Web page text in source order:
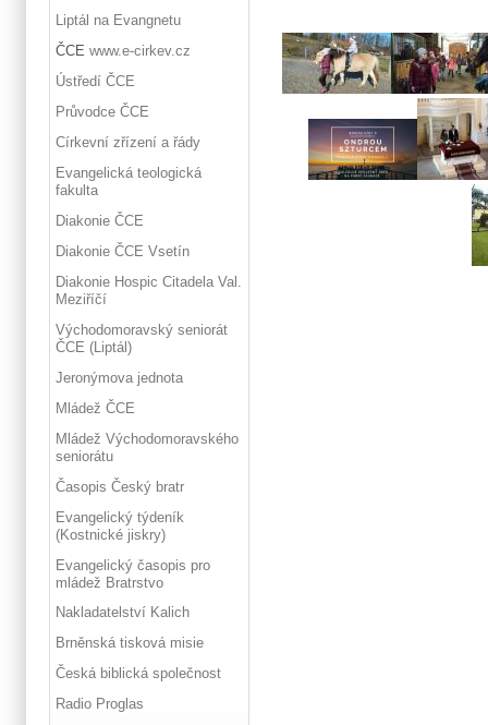
Liptál na Evangnetu
ČCE www.e-cirkev.cz
Ústředí ČCE
Průvodce ČCE
Církevní zřízení a řády
Evangelická teologická
fakulta
Diakonie ČCE
Diakonie ČCE Vsetín
Diakonie Hospic Citadela Val.
Meziříčí
Východomoravský seniorát
ČCE (Liptál)
Jeronýmova jednota
Mládež ČCE
Mládež Východomoravského
seniorátu
Časopis Český bratr
Evangelický týdeník
(Kostnické jiskry)
Evangelický časopis pro
mládež Bratrstvo
Nakladatelství Kalich
Brněnská tisková misie
Česká biblická společnost
Radio Proglas